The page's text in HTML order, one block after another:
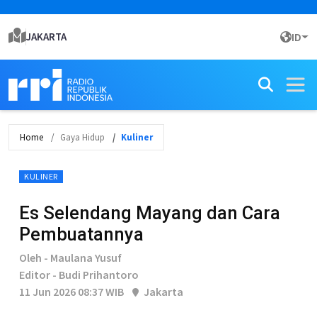
JAKARTA ID
Home Gaya Hidup Kuliner
KULINER
Es Selendang Mayang dan Cara
Pembuatannya
Oleh - Maulana Yusuf
Editor - Budi Prihantoro
11 Jun 2026 08:37 WIB
Jakarta